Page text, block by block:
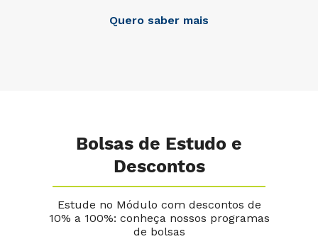
Quero saber mais
Bolsas de Estudo e
Descontos
Estude no Módulo com descontos de
10% a 100%: conheça nossos programas
de bolsas